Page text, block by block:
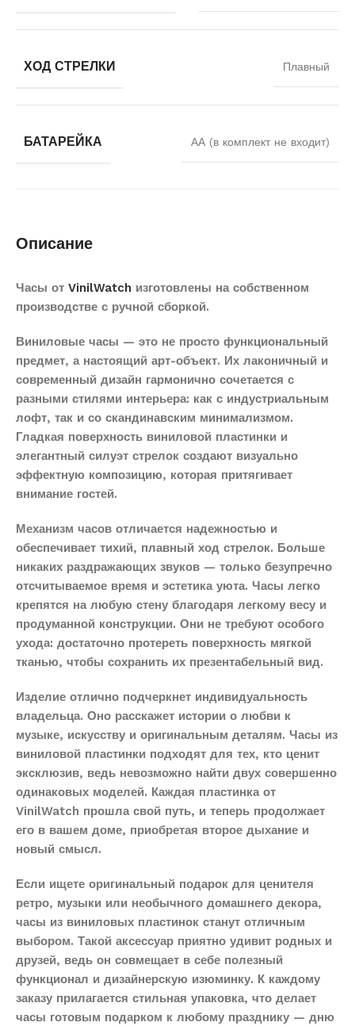
ХОД СТРЕЛКИ Плавный
БАТАРЕЙКА АА (в комплект не входит)
Описание
Часы от VinilWatch изготовлены на собственном
производстве с ручной сборкой.
Виниловые часы — это не просто функциональный
предмет, а настоящий арт-объект. Их лаконичный и
современный дизайн гармонично сочетается с
разными стилями интерьера: как с индустриальным
лофт, так и со скандинавским минимализмом.
Гладкая поверхность виниловой пластинки и
элегантный силуэт стрелок создают визуально
эффектную композицию, которая притягивает
внимание гостей.
Механизм часов отличается надежностью и
обеспечивает тихий, плавный ход стрелок. Больше
никаких раздражающих звуков — только безупречно
отсчитываемое время и эстетика уюта. Часы легко
крепятся на любую стену благодаря легкому весу и
продуманной конструкции. Они не требуют особого
ухода: достаточно протереть поверхность мягкой
тканью, чтобы сохранить их презентабельный вид.
Изделие отлично подчеркнет индивидуальность
владельца. Оно расскажет истории о любви к
музыке, искусству и оригинальным деталям. Часы из
виниловой пластинки подходят для тех, кто ценит
эксклюзив, ведь невозможно найти двух совершенно
одинаковых моделей. Каждая пластинка от
VinilWatch прошла свой путь, и теперь продолжает
его в вашем доме, приобретая второе дыхание и
новый смысл.
Если ищете оригинальный подарок для ценителя
ретро, музыки или необычного домашнего декора,
часы из виниловых пластинок станут отличным
выбором. Такой аксессуар приятно удивит родных и
друзей, ведь он совмещает в себе полезный
функционал и дизайнерскую изюминку. К каждому
заказу прилагается стильная упаковка, что делает
часы готовым подарком к любому празднику — дню